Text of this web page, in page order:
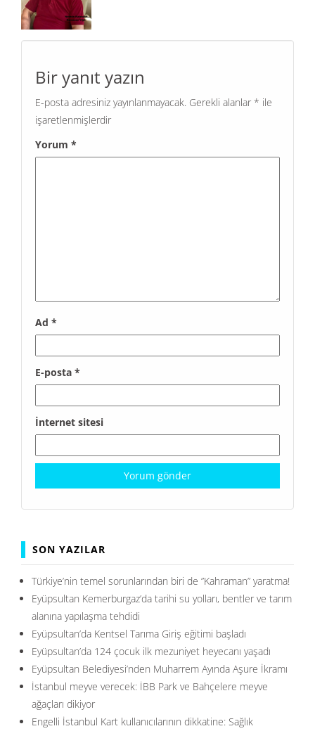
Bir yanıt yazın
E-posta adresiniz yayınlanmayacak. Gerekli alanlar * ile
işaretlenmişlerdir
Yorum *
Ad *
E-posta *
İnternet sitesi
SON YAZILAR
Türkiye’nin temel sorunlarından biri de ”Kahraman” yaratma!
Eyüpsultan Kemerburgaz’da tarihi su yolları, bentler ve tarım
alanına yapılaşma tehdidi
Eyüpsultan’da Kentsel Tarıma Giriş eğitimi başladı
Eyüpsultan’da 124 çocuk ilk mezuniyet heyecanı yaşadı
Eyüpsultan Belediyesi’nden Muharrem Ayında Aşure İkramı
İstanbul meyve verecek: İBB Park ve Bahçelere meyve
ağaçları dikiyor
Engelli İstanbul Kart kullanıcılarının dikkatine: Sağlık